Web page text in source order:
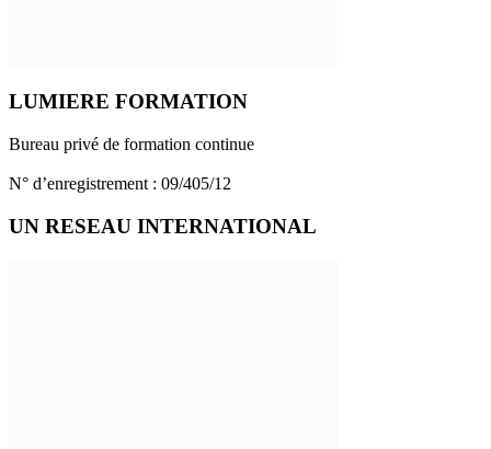
LUMIERE FORMATION
Bureau privé de formation continue
N° d’enregistrement : 09/405/12
UN RESEAU INTERNATIONAL